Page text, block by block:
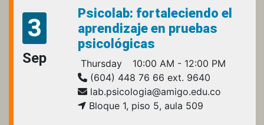
3
Sep
Psicolab: fortaleciendo el
aprendizaje en pruebas
psicológicas
Thursday
10:00 AM - 12:00 PM
(604) 448 76 66 ext. 9640
lab.psicologia@amigo.edu.co
Bloque 1, piso 5, aula 509